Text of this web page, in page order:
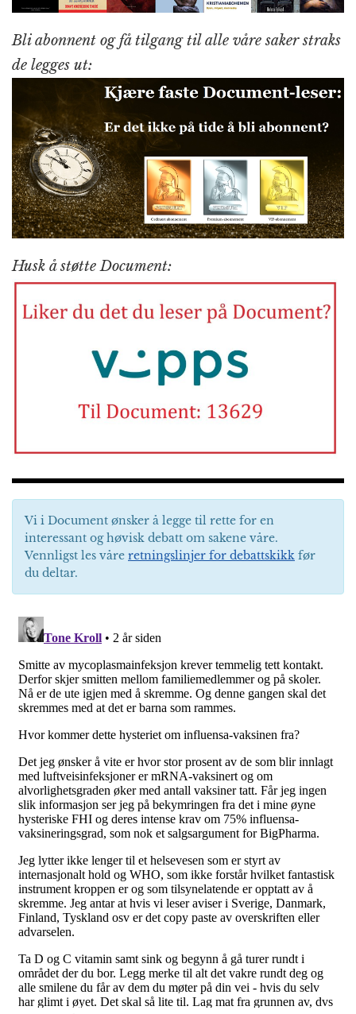
Bli abonnent og få tilgang til alle våre saker straks
de legges ut:
Husk å støtte Document:
Vi i Document ønsker å legge til rette for en
interessant og høvisk debatt om sakene våre.
Vennligst les våre retningslinjer for debattskikk før
du deltar.